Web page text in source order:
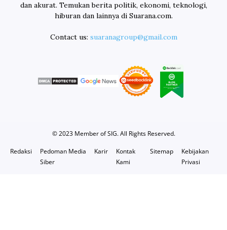
dan akurat. Temukan berita politik, ekonomi, teknologi,
hiburan dan lainnya di Suarana.com.
Contact us: suaranagroup@gmail.com
© 2023 Member ofSIG. All Rights Reserved.
Redaksi
Pedoman Media
Siber
Karir
Kontak
Kami
Sitemap
Kebijakan
Privasi